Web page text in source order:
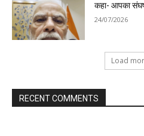
कहा- आपका
24/07/2026
Load
RECENT COMMENTS